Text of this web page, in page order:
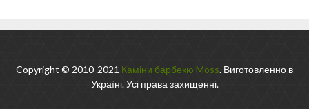
Copyright © 2010-2021 Каміни барбекю Moss. Виготовленно в
Україні. Усі права захищенні.